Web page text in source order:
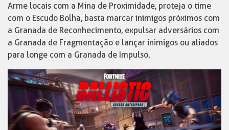
Arme locais com a Mina de Proximidade, proteja o time
com o Escudo Bolha, basta marcar inimigos próximos com
a Granada de Reconhecimento, expulsar adversários com
a Granada de Fragmentação e lançar inimigos ou aliados
para longe com a Granada de Impulso.